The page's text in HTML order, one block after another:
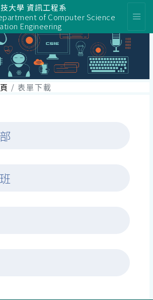
大學 資訊工程系
of Computer Science
Engineering
表單下載